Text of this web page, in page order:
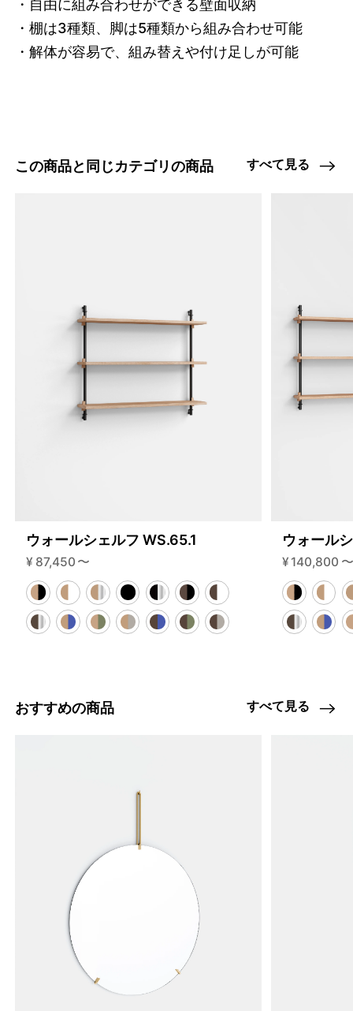
47408927539432
オーク/ステンレススチール NEW
/products/wall-shelving-ws-200-2?
variant=47408927539432 33825000 0
・自由に組み合わせができる壁面収納
・棚は3種類、脚は5種類から組み合わせ可能
・解体が容易で、組み替えや付け足しが可能
この商品と同じカテゴリの商品 すべて見る
ウォールシェルフ WS.65.1
¥ 87,450 〜
ウォール
¥ 140,800 〜
おすすめの商品 すべて見る